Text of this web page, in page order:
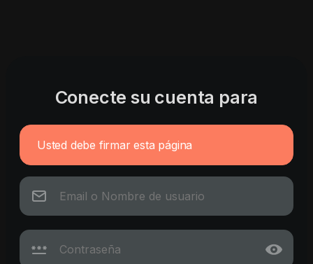
Conecte su cuenta para
Usted debe firmar esta página